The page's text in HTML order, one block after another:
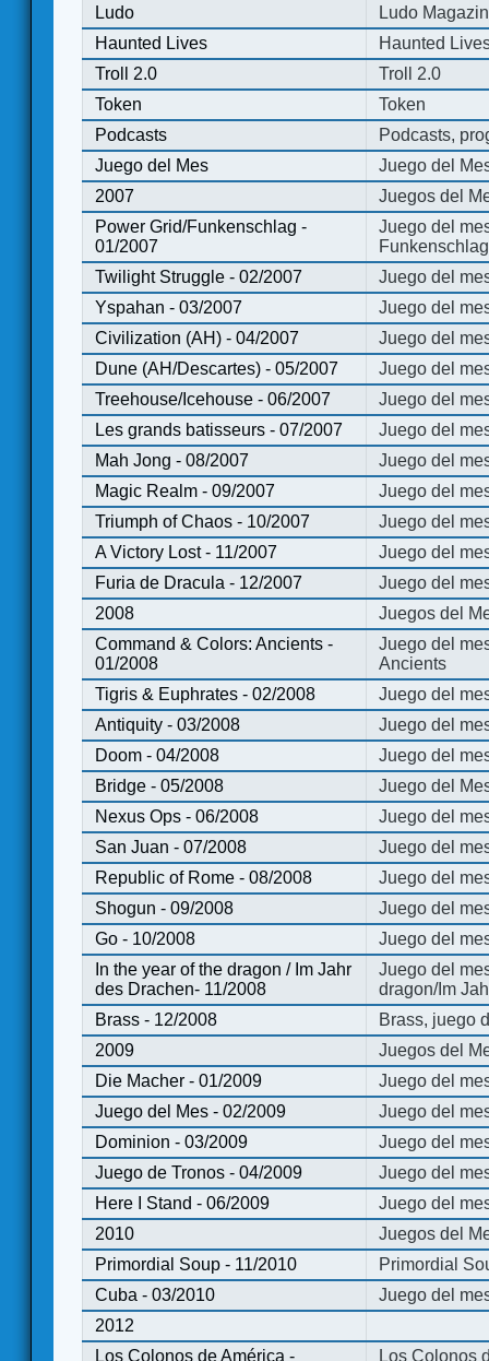
Ludo
Ludo
Haunted Lives
Haunted
Troll 2.0
Troll 2.0
Token
Token
Podcasts
Podcasts,
Juego del Mes
Juego del
2007
Juegos del
Power Grid/Funkenschlag -
01/2007
Juego del
Twilight Struggle - 02/2007
Juego del
Yspahan - 03/2007
Juego del
Civilization (AH) - 04/2007
Juego del
Dune (AH/Descartes) - 05/2007
Juego del
Treehouse/Icehouse - 06/2007
Juego del
Les grands batisseurs - 07/2007
Juego del
Mah Jong - 08/2007
Juego del
Magic Realm - 09/2007
Juego del
Triumph of Chaos - 10/2007
Juego del
A Victory Lost - 11/2007
Juego del
Furia de Dracula - 12/2007
Juego del
2008
Juegos del
Command & Colors: Ancients -
01/2008
Juego del
Ancients
Tigris & Euphrates - 02/2008
Juego del
Antiquity - 03/2008
Juego del
Doom - 04/2008
Juego del
Bridge - 05/2008
Juego del
Nexus Ops - 06/2008
Juego del
San Juan - 07/2008
Juego del
Republic of Rome - 08/2008
Juego del
Shogun - 09/2008
Juego del
Go - 10/2008
Juego del
In the year of the dragon / Im Jahr
des Drachen- 11/2008
Juego del
dragon/Im
Brass - 12/2008
Brass, juego
2009
Juegos del
Die Macher - 01/2009
Juego del
Juego del Mes - 02/2009
Juego del
Dominion - 03/2009
Juego del
Juego de Tronos - 04/2009
Juego del
Here I Stand - 06/2009
Juego del
2010
Juegos del
Primordial Soup - 11/2010
Primordial
Cuba - 03/2010
Juego del
2012
Los Colonos de América -
Los Colonos